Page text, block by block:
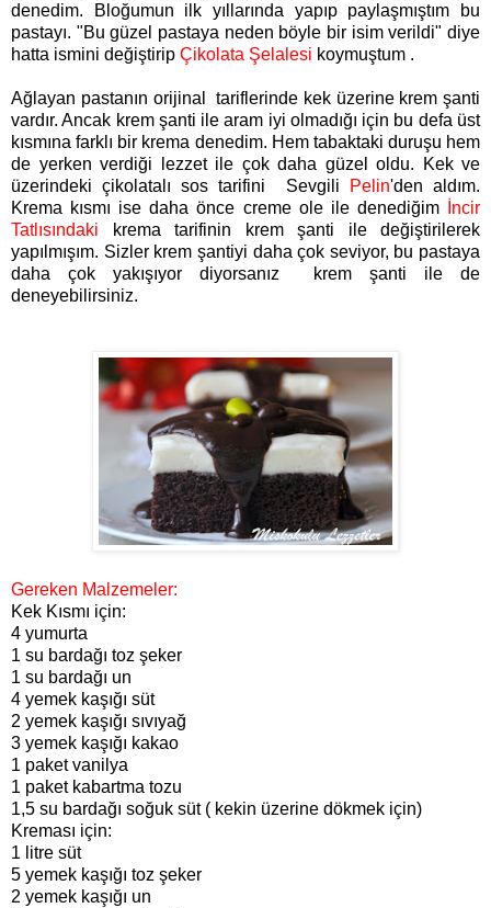
denedim. Bloğumun ilk yıllarında yapıp paylaşmıştım bu
pastayı. "Bu güzel pastaya neden böyle bir isim verildi" diye
hatta ismini değiştirip Çikolata Şelalesi koymuştum .
Ağlayan pastanın orijinal tariflerinde kek üzerine krem şanti
vardır. Ancak krem şanti ile aram iyi olmadığı için bu defa üst
kısmına farklı bir krema denedim. Hem tabaktaki duruşu hem
de yerken verdiği lezzet ile çok daha güzel oldu. Kek ve
üzerindeki çikolatalı sos tarifini Sevgili
Pelin'den aldım.
Krema kısmı ise daha önce creme ole ile denediğim
İncir
Tatlısındaki krema tarifinin krem şanti ile değiştirilerek
yapılmışım. Sizler krem şantiyi daha çok seviyor, bu pastaya
daha çok yakışıyor diyorsanız krem şanti ile de
deneyebilirsiniz.
Gereken Malzemeler:
Kek Kısmı için:
4 yumurta
1 su bardağı toz şeker
1 su bardağı un
4 yemek kaşığı süt
2 yemek kaşığı sıvıyağ
3 yemek kaşığı kakao
1 paket vanilya
1 paket kabartma tozu
1,5 su bardağı soğuk süt ( kekin üzerine dökmek için)
Kreması için:
1 litre süt
5 yemek kaşığı toz şeker
2 yemek kaşığı un